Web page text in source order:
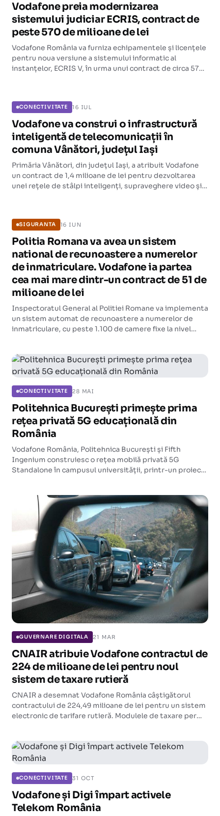
Vodafone preia modernizarea
sistemului judiciar ECRIS, contract de
peste 570 de milioane de lei
Vodafone România va furniza echipamentele și licențele
pentru noua versiune a sistemului informatic al
instanțelor, ECRIS V, în urma unui contract de circa 570
CONECTIVITATE 16 IUL
Vodafone va construi o infrastructură
inteligentă de telecomunicații în
comuna Vânători, județul Iași
Primăria Vânători, din județul Iași, a atribuit Vodafone
un contract de 1,4 milioane de lei pentru dezvoltarea
unei rețele de stâlpi inteligenți, supraveghere video și
SIGURANTA 16 IUN
Politia Romana va avea un sistem
national de recunoastere a numerelor
de inmatriculare. Vodafone ia partea
cea mai mare dintr-un contract de 51 de
milioane de lei
Inspectoratul General al Politiei Romane va implementa
un sistem automat de recunoastere a numerelor de
inmatriculare, cu peste 1.100 de camere fixe la nivel
CONECTIVITATE 28 MAI
Politehnica București primește prima
rețea privată 5G educațională din
România
Vodafone România, Politehnica București și Fifth
Ingenium construiesc o rețea mobilă privată 5G
Standalone în campusul universității, printr-un proiect
GUVERNARE DIGITALA 21 MAR
CNAIR atribuie Vodafone contractul de
224 de milioane de lei pentru noul
sistem de taxare rutieră
CNAIR a desemnat Vodafone România câștigătorul
contractului de 224,49 milioane de lei pentru un sistem
electronic de tarifare rutieră. Modulele de taxare per
CONECTIVITATE 31 OCT
Vodafone și Digi împart activele
Telekom România